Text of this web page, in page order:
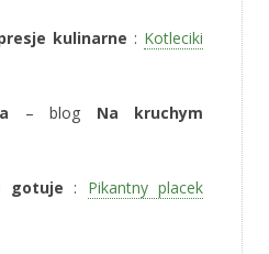
kulinarne : Kotleciki
– blog Na kruchym
gotuje : Pikantny placek